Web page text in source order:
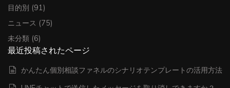
目的別 (91)
ニュース (75)
未分類 (6)
最近投稿されたページ
かんたん個別相談ファネルのシナリオテンプレートの活用方法